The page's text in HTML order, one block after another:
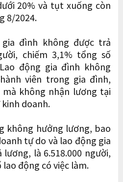
20% và tụt xuống còn
8/2024.
đình không được trả
chiếm 3,1% tổng số
động gia đình không
viên trong gia đình,
không nhận lương tại
doanh.
không hưởng lương, bao
tự do và lao động gia
là 6.518.000 người,
động có việc làm.